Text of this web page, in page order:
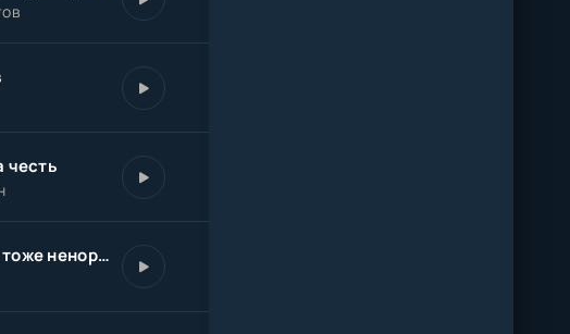
честь
Пойми меня я тоже ненормальный но ведь ты и я мы оба виртуальны